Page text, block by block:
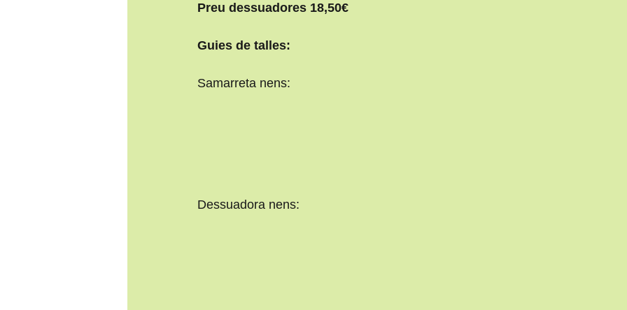
Preu dessuadores 18,50€
Guies de talles:
Samarreta nens:
Dessuadora nens: